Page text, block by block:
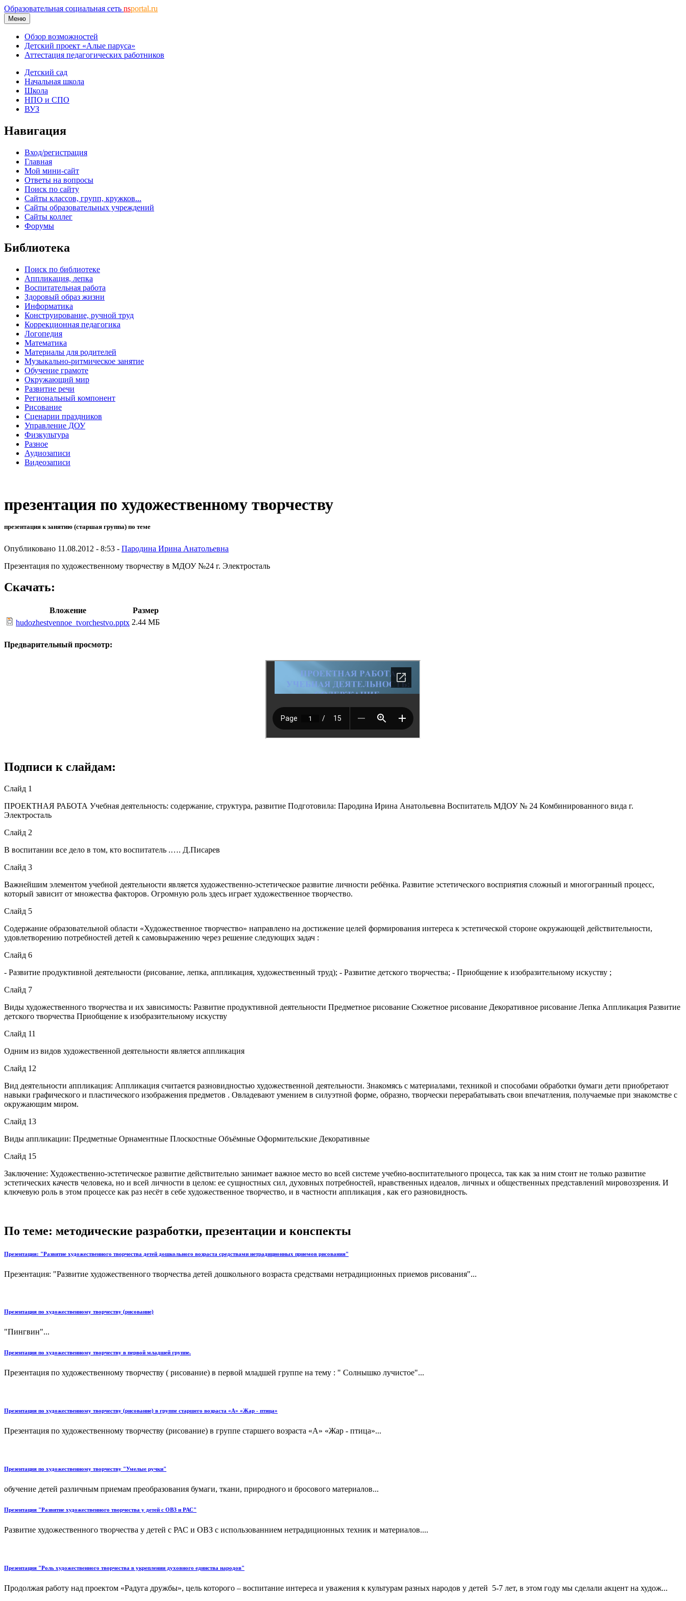
Образовательная социальная сеть nsportal.ru
Меню
Обзор возможностей
Детский проект «Алые паруса»
Аттестация педагогических работников
Детский сад
Начальная школа
Школа
НПО и СПО
ВУЗ
Навигация
Вход/регистрация
Главная
Мой мини-сайт
Ответы на вопросы
Поиск по сайту
Сайты классов, групп, кружков...
Сайты образовательных учреждений
Сайты коллег
Форумы
Библиотека
Поиск по библиотеке
Аппликация, лепка
Воспитательная работа
Здоровый образ жизни
Информатика
Конструирование, ручной труд
Коррекционная педагогика
Логопедия
Математика
Материалы для родителей
Музыкально-ритмическое занятие
Обучение грамоте
Окружающий мир
Развитие речи
Региональный компонент
Рисование
Сценарии праздников
Управление ДОУ
Физкультура
Разное
Аудиозаписи
Видеозаписи
презентация по художественному творчеству
презентация к занятию (старшая группа) по теме
Опубликовано 11.08.2012 - 8:53 - Пародина Ирина Анатольевна
Презентация по художественному творчеству в МДОУ №24 г. Электросталь
Скачать:
Вложение
Размер
hudozhestvennoe_tvorchestvo.pptx 2.44 МБ
Предварительный просмотр:
Подписи к слайдам:
Слайд 1
ПРОЕКТНАЯ РАБОТА Учебная деятельность: содержание, структура, развитие Подготовила: Пародина Ирина Анатольевна Воспитатель МДОУ № 24 Комбинированного вида г.
Электросталь
Слайд 2
В воспитании все дело в том, кто воспитатель .…. Д.Писарев
Слайд 3
Важнейшим элементом учебной деятельности является художественно-эстетическое развитие личности ребёнка. Развитие эстетического восприятия сложный и многогранный процесс,
который зависит от множества факторов. Огромную роль здесь играет художественное творчество.
Слайд 5
Содержание образовательной области «Художественное творчество» направлено на достижение целей формирования интереса к эстетической стороне окружающей действительности,
удовлетворению потребностей детей к самовыражению через решение следующих задач :
Слайд 6
- Развитие продуктивной деятельности (рисование, лепка, аппликация, художественный труд); - Развитие детского творчества; - Приобщение к изобразительному искуству ;
Слайд 7
Виды художественного творчества и их зависимость: Развитие продуктивной деятельности Предметное рисование Сюжетное рисование Декоративное рисование Лепка Аппликация Развитие
детского творчества Приобщение к изобразительному искуству
Слайд 11
Одним из видов художественной деятельности является аппликация
Слайд 12
Вид деятельности аппликация: Аппликация считается разновидностью художественной деятельности. Знакомясь с материалами, техникой и способами обработки бумаги дети приобретают
навыки графического и пластического изображения предметов . Овладевают умением в силуэтной форме, образно, творчески перерабатывать свои впечатления, получаемые при знакомстве с
окружающим миром.
Слайд 13
Виды аппликации: Предметные Орнаментные Плоскостные Объёмные Оформительские Декоративные
Слайд 15
Заключение: Художественно-эстетическое развитие действительно занимает важное место во всей системе учебно-воспитательного процесса, так как за ним стоит не только развитие
эстетических качеств человека, но и всей личности в целом: ее сущностных сил, духовных потребностей, нравственных идеалов, личных и общественных представлений мировоззрения. И
ключевую роль в этом процессе как раз несёт в себе художественное творчество, и в частности аппликация , как его разновидность.
По теме: методические разработки, презентации и конспекты
Презентация: "Развитие художественного творчества детей дошкольного возраста средствами нетрадиционных приемов рисования"
Презентация: "Развитие художественного творчества детей дошкольного возраста средствами нетрадиционных приемов рисования"...
Презентация по художественному творчеству (рисование)
"Пингвин"...
Презентация по художественному творчеству в первой младшей группе.
Презентация по художественному творчеству ( рисование) в первой младшей группе на тему : " Солнышко лучистое"...
Презентация по художественному творчеству (рисование) в группе старшего возраста «А» «Жар - птица»
Презентация по художественному творчеству (рисование) в группе старшего возраста «А» «Жар - птица»...
Презентация по художественному творчеству "Умелые ручки"
обучение детей различным приемам преобразования бумаги, ткани, природного и бросового материалов...
Презентация "Развитие художественного творчества у детей с ОВЗ и РАС"
Развитие художественного творчества у детей с РАС и ОВЗ с использованнием нетрадиционных техник и материалов....
Презентация "Роль художественного творчества в укреплении духовного единства народов"
Продолжая работу над проектом «Радуга дружбы», цель которого – воспитание интереса и уважения к культурам разных народов у детей 5-7 лет, в этом году мы сделали акцент на худож...